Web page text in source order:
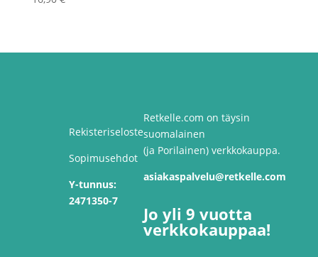
Rekisteriseloste
Sopimusehdot
Y-tunnus:
2471350-7
Retkelle.com on täysin
suomalainen
(ja Porilainen) verkkokauppa.
asiakaspalvelu@retkelle.com
Jo yli 9 vuotta
verkkokauppaa!